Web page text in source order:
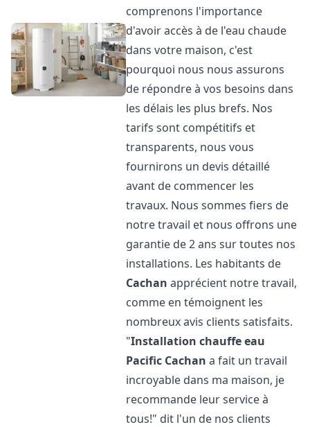
comprenons l'importance
d'avoir accès à de l'eau chaude
dans votre maison, c'est
pourquoi nous nous assurons
de répondre à vos besoins dans
les délais les plus brefs. Nos
tarifs sont compétitifs et
transparents, nous vous
fournirons un devis détaillé
avant de commencer les
travaux. Nous sommes fiers de
notre travail et nous offrons une
garantie de 2 ans sur toutes nos
installations. Les habitants de
Cachan apprécient notre travail,
comme en témoignent les
nombreux avis clients satisfaits.
"Installation chauffe eau
Pacific Cachan a fait un travail
incroyable dans ma maison, je
recommande leur service à
tous!" dit l'un de nos clients